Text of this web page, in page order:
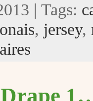
| Tags:
, jersey,